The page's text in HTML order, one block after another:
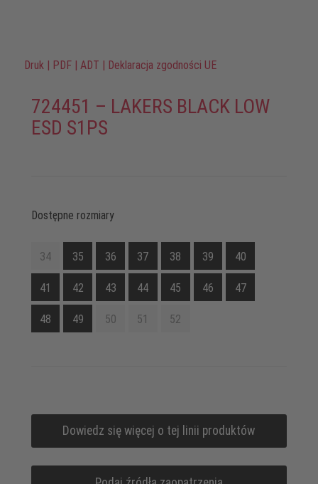
Druk | PDF | ADT | Deklaracja zgodności UE
724451 – LAKERS BLACK LOW
ESD S1PS
Dostępne rozmiary
34 35 36 37 38 39 40
41 42 43 44 45 46 47
48 49 50 51 52
Dowiedz się więcej o tej linii produktów